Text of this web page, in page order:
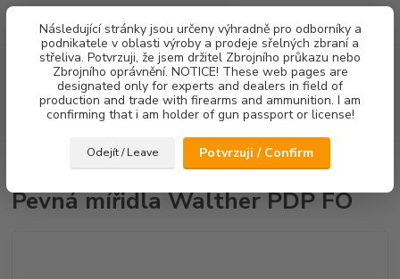
Následující stránky jsou určeny výhradně pro odborníky a
podnikatele v oblasti výroby a prodeje sřelných zbraní a
střeliva. Potvrzuji, že jsem držitel Zbrojního průkazu nebo
Zbrojního oprávnění. NOTICE! These web pages are
designated only for experts and dealers in field of
production and trade with firearms and ammunition. I am
confirming that i am holder of gun passport or license!
Odejít / Leave Potvrzuji / Confirm
Menu
Hledat
za0,00 Kč
Pevná mířidla Walther PDP FO
Pevná mířidla Walther PDP FO